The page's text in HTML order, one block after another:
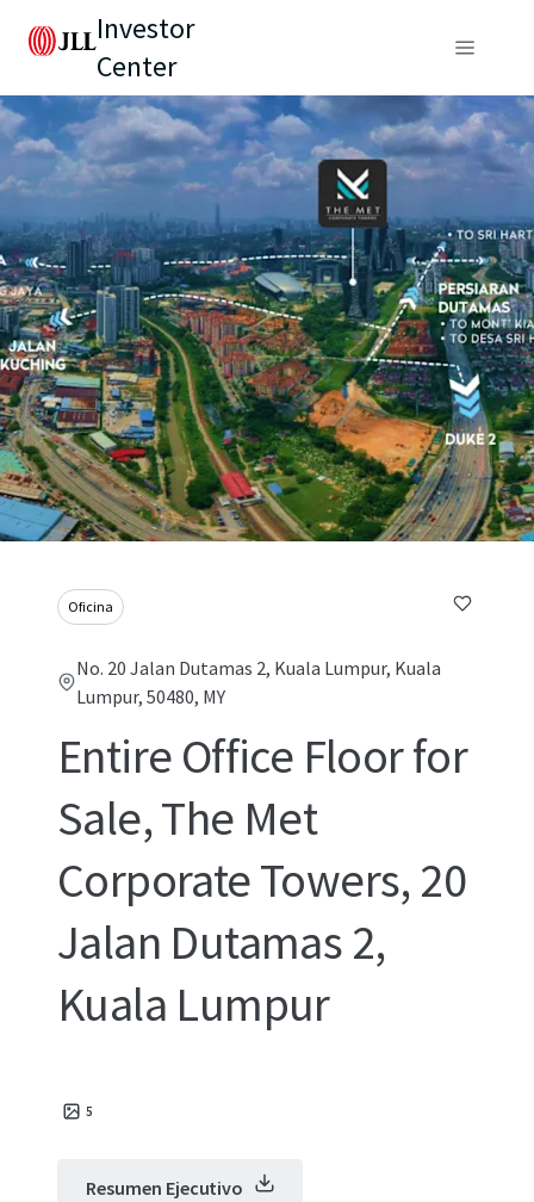
Investor
Center
Oficina
No. 20 Jalan Dutamas 2, Kuala Lumpur, Kuala
Lumpur, 50480, MY
Entire Office Floor for
Sale, The Met
Corporate Towers, 20
Jalan Dutamas 2,
Kuala Lumpur
5
Resumen Ejecutivo